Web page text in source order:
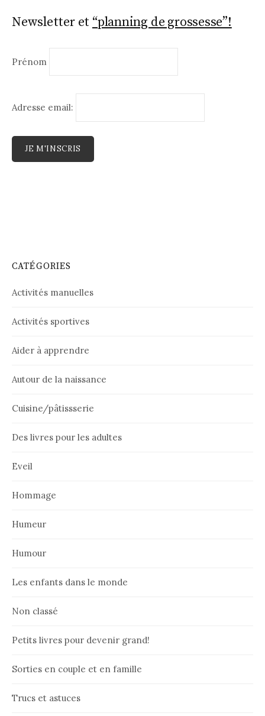
Newsletter et “planning de grossesse”!
Prénom
Adresse email:
CATÉGORIES
Activités manuelles
Activités sportives
Aider à apprendre
Autour de la naissance
Cuisine/pâtissserie
Des livres pour les adultes
Eveil
Hommage
Humeur
Humour
Les enfants dans le monde
Non classé
Petits livres pour devenir grand!
Sorties en couple et en famille
Trucs et astuces